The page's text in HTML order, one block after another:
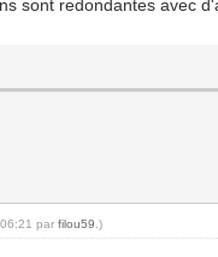
sont redondantes avec
parfilou59 .)